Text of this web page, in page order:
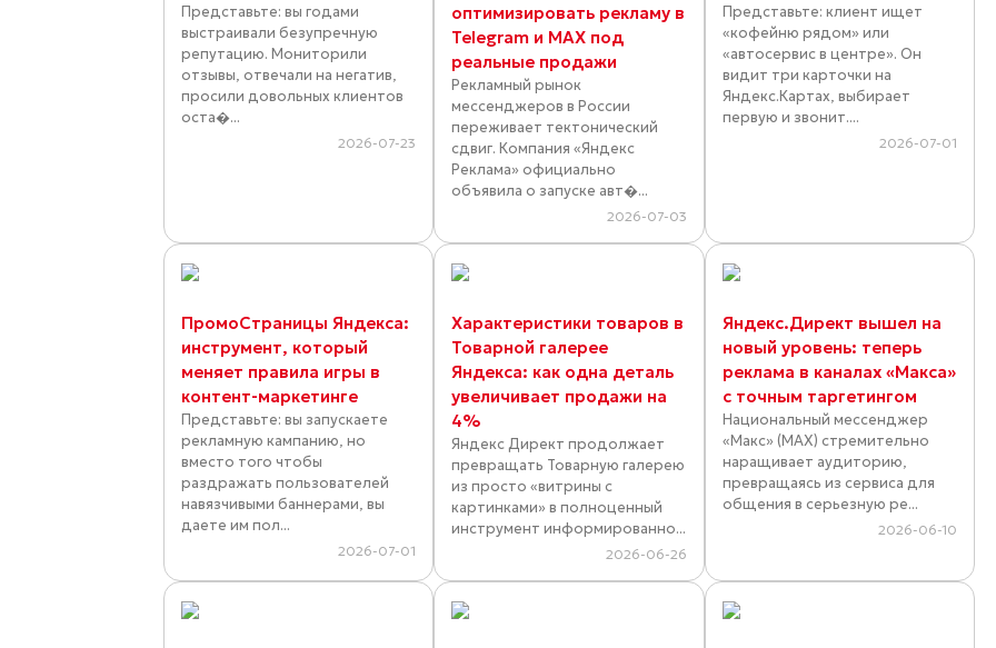
Представьте: вы годами
выстраивали безупречную
репутацию. Мониторили
отзывы, отвечали на негатив,
просили довольных клиентов
оста�...
2026-07-23
оптимизировать рекламу в
Telegram и MAX под
реальные продажи
Рекламный рынок
мессенджеров в России
переживает тектонический
сдвиг. Компания «Яндекс
Реклама» официально
объявила о запуске авт�...
2026-07-03
Представьте: клиент ищет
«кофейню рядом» или
«автосервис в центре». Он
видит три карточки на
Яндекс.Картах, выбирает
первую и звонит....
2026-07-01
ПромоСтраницы Яндекса:
инструмент, который
меняет правила игры в
контент-маркетинге
Представьте: вы запускаете
рекламную кампанию, но
вместо того чтобы
раздражать пользователей
навязчивыми баннерами, вы
даете им пол...
2026-07-01
Характеристики товаров в
Товарной галерее
Яндекса: как одна деталь
увеличивает продажи на
4%
Яндекс Директ продолжает
превращать Товарную галерею
из просто «витрины с
картинками» в полноценный
инструмент информированно...
2026-06-26
Яндекс.Директ вышел на
новый уровень: теперь
реклама в каналах «Макса»
с точным таргетингом
Национальный мессенджер
«Макс» (MAX) стремительно
наращивает аудиторию,
превращаясь из сервиса для
общения в серьезную ре...
2026-06-10